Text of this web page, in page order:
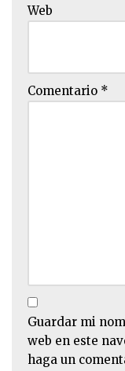
Web
Comentario *
Guardar mi
web en este
haga un